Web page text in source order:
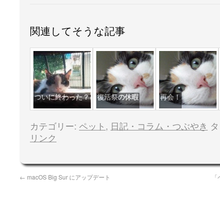
関連してそうな記事
ついに終わった？ 復活祭の休暇 再会！
カテゴリー: ペット , 日記・コラム・つぶやき
リンク
← macOS Big Sur にアップデート